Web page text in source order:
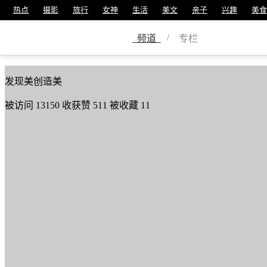
热点 摄影 旅行 女神 生活 美文 亲子 兴趣 美食
频道 / 专栏
美篇号8970442
发现美创造美
被访问 13150 收获赞 511 被收藏 11